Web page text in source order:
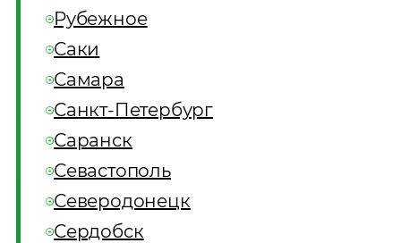
Рубежное
Саки
Самара
Санкт-Петербург
Саранск
Севастополь
Северодонецк
Сердобск